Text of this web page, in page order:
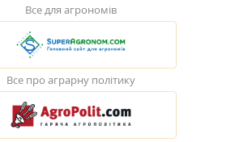
Все для агрономів
Все про аграрну політику